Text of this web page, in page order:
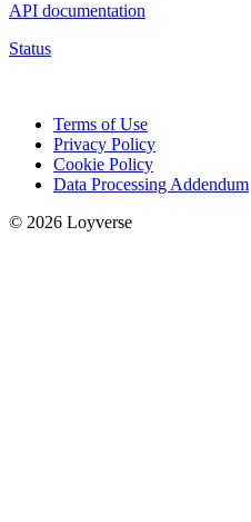
API documentation
Status
Terms of Use
Privacy Policy
Cookie Policy
Data Processing Addendum
© 2026 Loyverse